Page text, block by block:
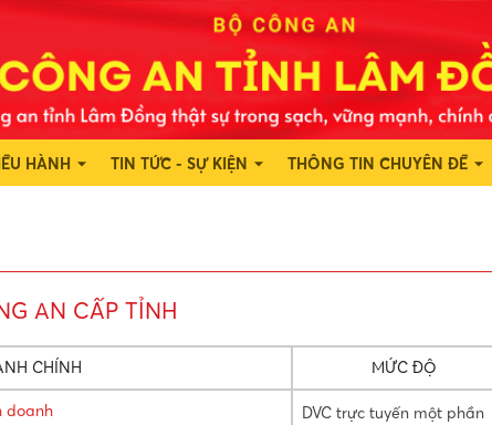
HÀNH TIN TỨC - SỰ KIỆN THÔNG TIN CHUYÊN ĐỀ
AN CẤP TỈNH
CHÍNH MỨC ĐỘ
doanh DVC trực tuyến một phần